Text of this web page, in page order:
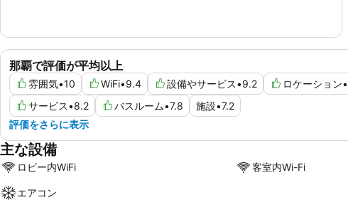
那覇で評価が平均以上
雰囲気•10 WiFi•9.4 設備やサービス•9.2 ロケーション•
サービス•8.2 バスルーム•7.8 施設•7.2
評価をさらに表示
主な設備
ロビー内WiFi 客室内Wi-Fi
エアコン